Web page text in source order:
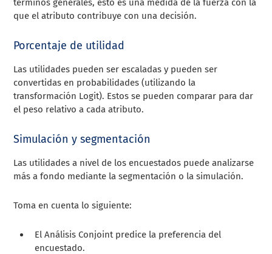
términos generales, esto es una medida de la fuerza con la
que el atributo contribuye con una decisión.
Porcentaje de utilidad
Las utilidades pueden ser escaladas y pueden ser
convertidas en probabilidades (utilizando la
transformación Logit). Estos se pueden comparar para dar
el peso relativo a cada atributo.
Simulación y segmentación
Las utilidades a nivel de los encuestados puede analizarse
más a fondo mediante la segmentación o la simulación.
Toma en cuenta lo siguiente:
El Análisis Conjoint predice la preferencia del
encuestado.